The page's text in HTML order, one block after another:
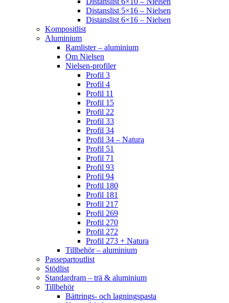
Distanslist 5×16 – Nielsen
Distanslist 6×16 – Nielsen
Kompositlist
Aluminium
Ramlister – aluminium
Om Nielsen
Nielsen-profiler
Profil 3
Profil 4
Profil 11
Profil 15
Profil 22
Profil 33
Profil 34
Profil 34 – Natura
Profil 51
Profil 71
Profil 93
Profil 94
Profil 180
Profil 181
Profil 217
Profil 269
Profil 270
Profil 272
Profil 273 + Natura
Tillbehör – aluminium
Passepartoutlist
Stödlist
Standardram – trä & aluminium
Tillbehör
Bättrings- och lagningspasta